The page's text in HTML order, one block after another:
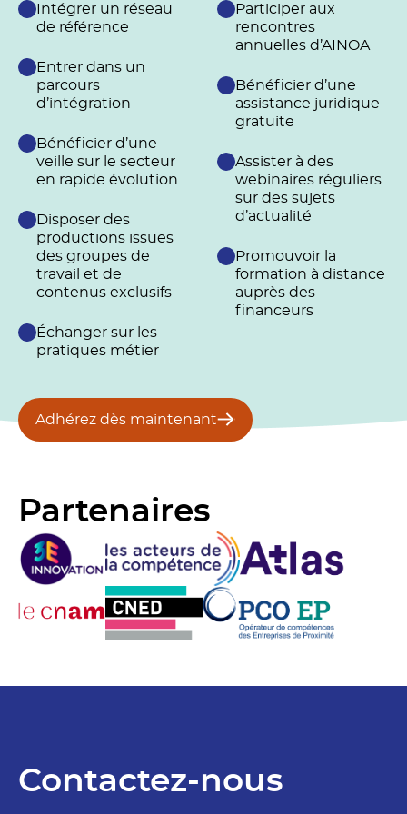
Intégrer un réseau
de référence
Entrer dans un
parcours
d’intégration
Bénéficier d’une
veille sur le secteur
en rapide évolution
Disposer des
productions issues
des groupes de
travail et de
contenus exclusifs
Échanger sur les
pratiques métier
Participer aux
rencontres
annuelles d’AINOA
Bénéficier d’une
assistance juridique
gratuite
Assister à des
webinaires réguliers
sur des sujets
d’actualité
Promouvoir la
formation à distance
auprès des
financeurs
Adhérez dès maintenant
Partenaires
Contactez-nous